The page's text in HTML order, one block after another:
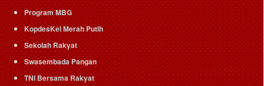
Program MBG
KopdesKel Merah Putih
Sekolah Rakyat
Swasembada Pangan
TNI Bersama Rakyat